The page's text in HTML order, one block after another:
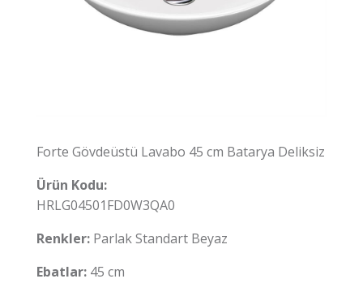
Forte Gövdeüstü Lavabo 45 cm Batarya Deliksiz
Ürün Kodu:
HRLG04501FD0W3QA0
Renkler: Parlak Standart Beyaz
Ebatlar: 45 cm